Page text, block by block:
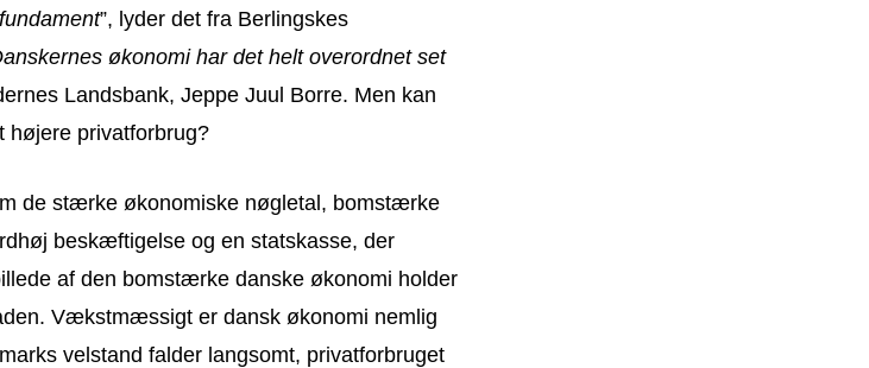
”, lyder det fra Berlingskes
økonomi har det helt overordnet set
Landsbank, Jeppe Juul Borre. Men kan
højere privatforbrug?
de stærke økonomiske nøgletal, bomstærke
beskæftigelse og en statskasse, der
af den bomstærke danske økonomi holder
Vækstmæssigt er dansk økonomi nemlig
velstand falder langsomt, privatforbruget